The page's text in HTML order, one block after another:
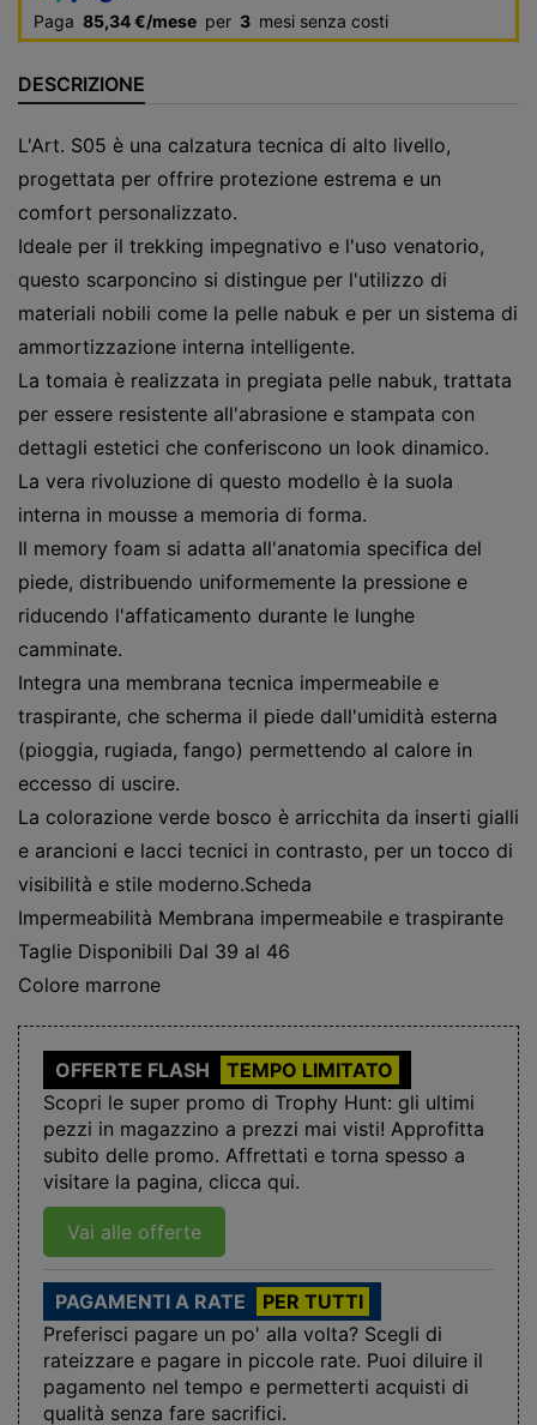
Paga 85,34 €/mese per 3 mesi senza costi
DESCRIZIONE
L'Art. S05 è una calzatura tecnica di alto livello,
progettata per offrire protezione estrema e un
comfort personalizzato.
Ideale per il trekking impegnativo e l'uso venatorio,
questo scarponcino si distingue per l'utilizzo di
materiali nobili come la pelle nabuk e per un sistema di
ammortizzazione interna intelligente.
La tomaia è realizzata in pregiata pelle nabuk, trattata
per essere resistente all'abrasione e stampata con
dettagli estetici che conferiscono un look dinamico.
La vera rivoluzione di questo modello è la suola
interna in mousse a memoria di forma.
Il memory foam si adatta all'anatomia specifica del
piede, distribuendo uniformemente la pressione e
riducendo l'affaticamento durante le lunghe
camminate.
Integra una membrana tecnica impermeabile e
traspirante, che scherma il piede dall'umidità esterna
(pioggia, rugiada, fango) permettendo al calore in
eccesso di uscire.
La colorazione verde bosco è arricchita da inserti gialli
e arancioni e lacci tecnici in contrasto, per un tocco di
visibilità e stile moderno.Scheda
Impermeabilità Membrana impermeabile e traspirante
Taglie Disponibili Dal 39 al 46
Colore marrone
OFFERTE FLASH
TEMPO LIMITATO
Scopri le super promo di Trophy Hunt: gli ultimi
pezzi in magazzino a prezzi mai visti! Approfitta
subito delle promo. Affrettati e torna spesso a
visitare la pagina, clicca qui.
Vai alle offerte
PAGAMENTI A RATE
PER TUTTI
Preferisci pagare un po' alla volta? Scegli di
rateizzare e pagare in piccole rate. Puoi diluire il
pagamento nel tempo e permetterti acquisti di
qualità senza fare sacrifici.